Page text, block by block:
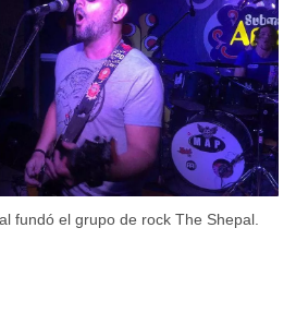
fundó el grupo de rock The Shepal.